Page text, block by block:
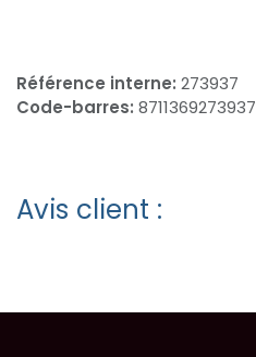
Référence interne: 273937
Code-barres: 8711369273937
Avis client :